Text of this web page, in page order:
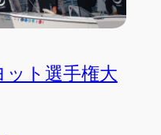
ット選手権大